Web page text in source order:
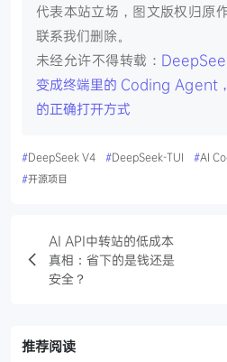
代表本站立场，图文版权归原
联系我们删除。
未经允许不得转载：
变成终端里的 Coding Agent
的正确打开方式
#DeepSeek V4 #DeepSeek-TUI #AI
#开源项目
AI API中转站的低成本
真相：省下的是钱还是
安全？
推荐阅读